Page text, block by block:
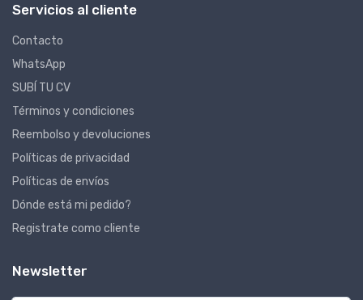
Servicios al cliente
Contacto
WhatsApp
SUBÍ TU CV
Términos y condiciones
Reembolso y devoluciones
Políticas de privacidad
Políticas de envíos
Dónde está mi pedido?
Registrate como cliente
Newsletter